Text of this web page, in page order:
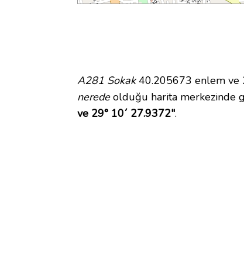
A281 Sokak40.205673 enlem ve
neredeolduğu harita merkezinde
ve 29° 10´ 27.9372".